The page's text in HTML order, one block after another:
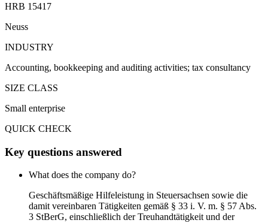
HRB 15417
Neuss
INDUSTRY
Accounting, bookkeeping and auditing activities; tax consultancy
SIZE CLASS
Small enterprise
QUICK CHECK
Key questions answered
What does the company do?
Geschäftsmäßige Hilfeleistung in Steuersachsen sowie die
damit vereinbaren Tätigkeiten gemäß § 33 i. V. m. § 57 Abs.
3 StBerG, einschließlich der Treuhandtätigkeit und der